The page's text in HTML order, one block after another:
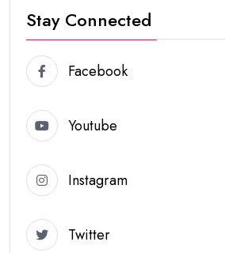
Stay Connected
Facebook
Youtube
Instagram
Twitter